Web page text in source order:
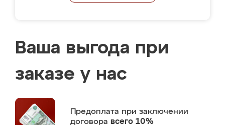
Ваша выгода при
заказе у нас
Предоплата при заключении
договора всего 10%